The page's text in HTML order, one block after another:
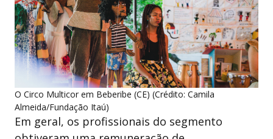
O Circo Multicor em Beberibe (CE) (Crédito: Camila
Almeida/Fundação Itaú)
Em geral, os profissionais do segmento